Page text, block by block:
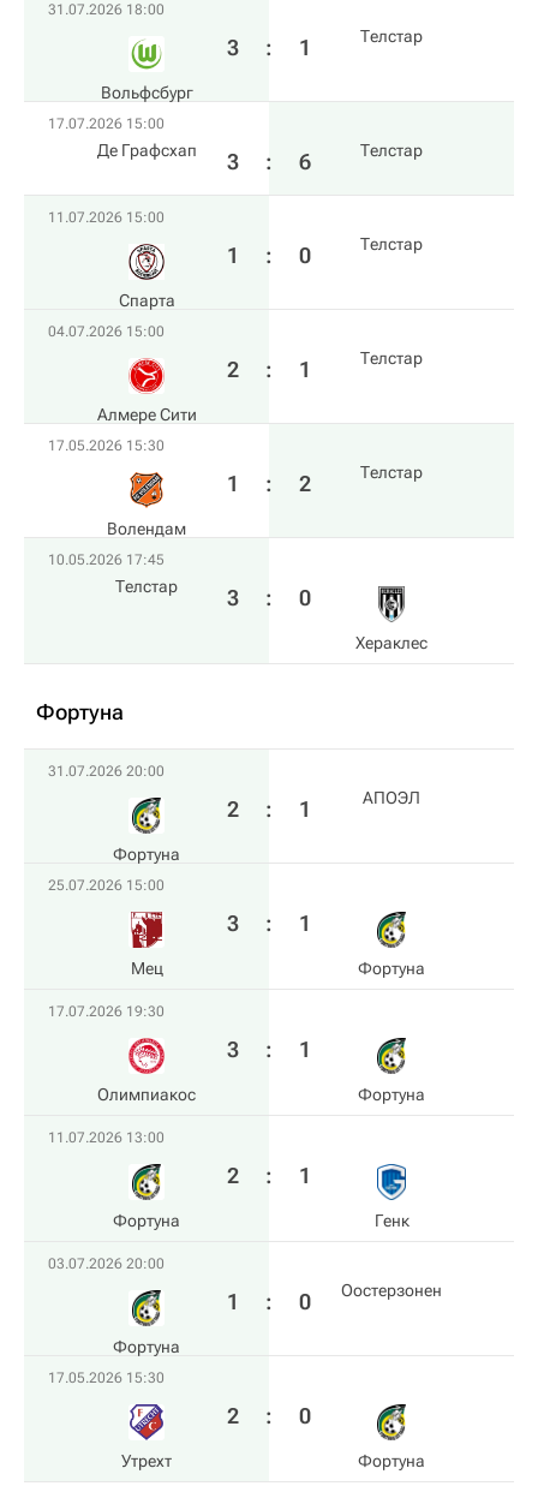
31.07.2026 18:00
Вольфсбург
3 : 1 Телстар
17.07.2026 15:00
Де Графсхап 3 : 6 Телстар
11.07.2026 15:00
Спарта
1 : 0 Телстар
04.07.2026 15:00
Алмере Сити
2 : 1 Телстар
17.05.2026 15:30
Волендам
1 : 2 Телстар
10.05.2026 17:45
Телстар 3 : 0
Хераклес
Фортуна
31.07.2026 20:00
Фортуна
2 : 1 АПОЭЛ
25.07.2026 15:00
Мец
3 : 1
Фортуна
17.07.2026 19:30
Олимпиакос
3 : 1
Фортуна
11.07.2026 13:00
Фортуна
2 : 1
Генк
03.07.2026 20:00
Фортуна
1 : 0 Оостерзонен
17.05.2026 15:30
Утрехт
2 : 0
Фортуна